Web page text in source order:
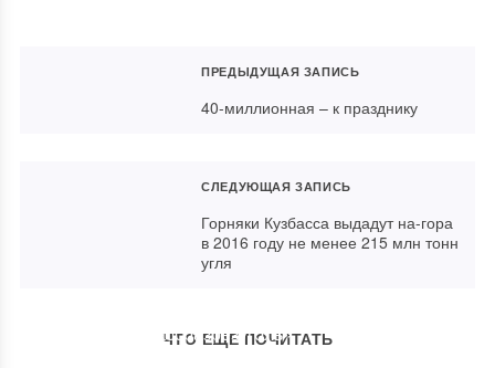
ПРЕДЫДУЩАЯ ЗАПИСЬ
40-миллионная – к празднику
СЛЕДУЮЩАЯ ЗАПИСЬ
Горняки Кузбасса выдадут на-гора
в 2016 году не менее 215 млн тонн
угля
ЧТО ЕЩЕ ПОЧИТАТЬ
«Кузбассразрезуголь»